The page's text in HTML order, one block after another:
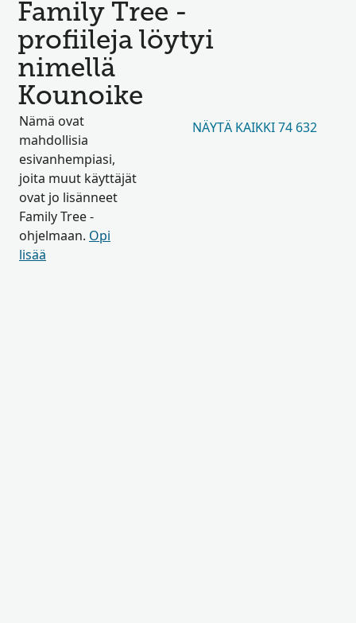
Family Tree -
profiileja löytyi
nimellä
Kounoike
Nämä ovat
mahdollisia
esivanhempiasi,
joita muut käyttäjät
ovat jo lisänneet
Family Tree -
ohjelmaan. Opi
lisää
NÄYTÄ KAIKKI 74 632